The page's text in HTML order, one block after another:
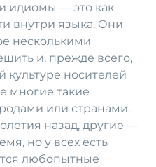
идиомы — это как
внутри языка. Они
несколькими
и, прежде всего,
культуре носителей
многие такие
или странами.
назад, другие —
но у всех есть
любопытные